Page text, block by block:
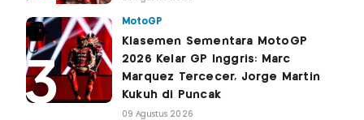
MotoGP
Klasemen Sementara MotoGP
2026 Kelar GP Inggris: Marc
Marquez Tercecer, Jorge Martin
Kukuh di Puncak
09 Agustus 2026